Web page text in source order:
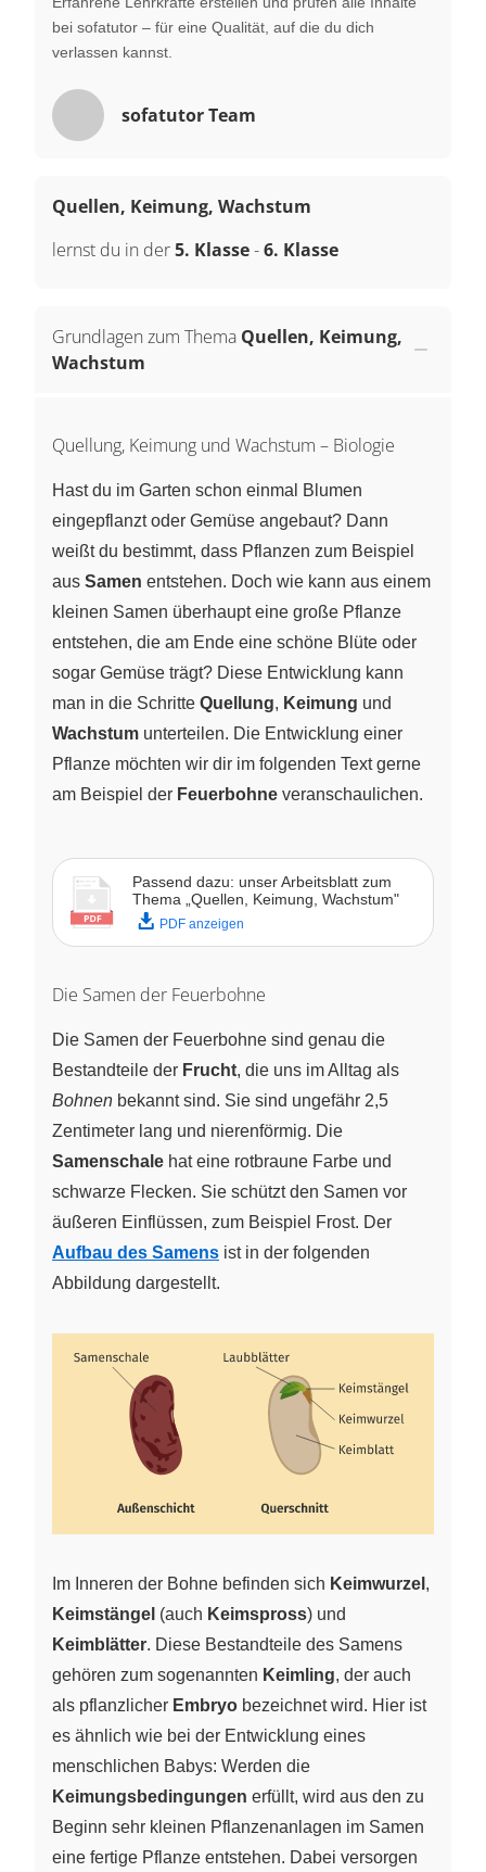
bei sofatutor – für eine Qualität, auf die du dich
verlassen kannst.
sofatutor Team
Quellen, Keimung, Wachstum
lernst du in der5. Klasse-6. Klasse
Grundlagen zum Thema Quellen, Keimung,
Wachstum
Quellung, Keimung und Wachstum – Biologie
Hast du im Garten schon einmal Blumen
eingepflanzt oder Gemüse angebaut? Dann
weißt du bestimmt, dass Pflanzen zum Beispiel
aus Samen entstehen. Doch wie kann aus einem
kleinen Samen überhaupt eine große Pflanze
entstehen, die am Ende eine schöne Blüte oder
sogar Gemüse trägt? Diese Entwicklung kann
man in die Schritte Quellung, Keimung und
Wachstum unterteilen. Die Entwicklung einer
Pflanze möchten wir dir im folgenden Text gerne
am Beispiel der Feuerbohne veranschaulichen.
Passend dazu: unser Arbeitsblatt zum
Thema „Quellen, Keimung, Wachstum"
PDF anzeigen
Die Samen der Feuerbohne
Die Samen der Feuerbohne sind genau die
Bestandteile der Frucht, die uns im Alltag als
Bohnen bekannt sind. Sie sind ungefähr 2,5
Zentimeter lang und nierenförmig. Die
Samenschale hat eine rotbraune Farbe und
schwarze Flecken. Sie schützt den Samen vor
äußeren Einflüssen, zum Beispiel Frost. Der
Aufbau des Samens ist in der folgenden
Abbildung dargestellt.
Im Inneren der Bohne befinden sich Keimwurzel ,
Keimstängel (auch Keimspross) und
Keimblätter. Diese Bestandteile des Samens
gehören zum sogenannten Keimling, der auch
als pflanzlicher Embryo bezeichnet wird. Hier ist
es ähnlich wie bei der Entwicklung eines
menschlichen Babys: Werden die
Keimungsbedingungen erfüllt, wird aus den zu
Beginn sehr kleinen Pflanzenanlagen im Samen
eine fertige Pflanze entstehen. Dabei versorgen